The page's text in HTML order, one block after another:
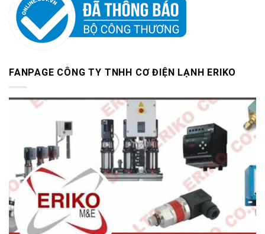
FANPAGE CÔNG TY TNHH CƠ ĐIỆN LẠNH ERIKO